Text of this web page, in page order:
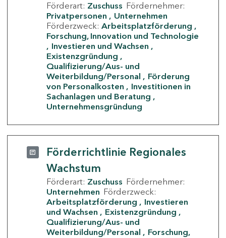
Förderart: Zuschuss Fördernehmer:
Privatpersonen
Unternehmen
Förderzweck: Arbeitsplatzförderung
Forschung, Innovation und Technologie
Investieren und Wachsen
Existenzgründung
Qualifizierung/Aus- und
Weiterbildung/Personal
Förderung
von Personalkosten
Investitionen in
Sachanlagen und Beratung
Unternehmensgründung
Förderrichtlinie Regionales
Wachstum
Förderart: Zuschuss Fördernehmer:
Unternehmen Förderzweck:
Arbeitsplatzförderung
Investieren
und Wachsen
Existenzgründung
Qualifizierung/Aus- und
Weiterbildung/Personal
Forschung,